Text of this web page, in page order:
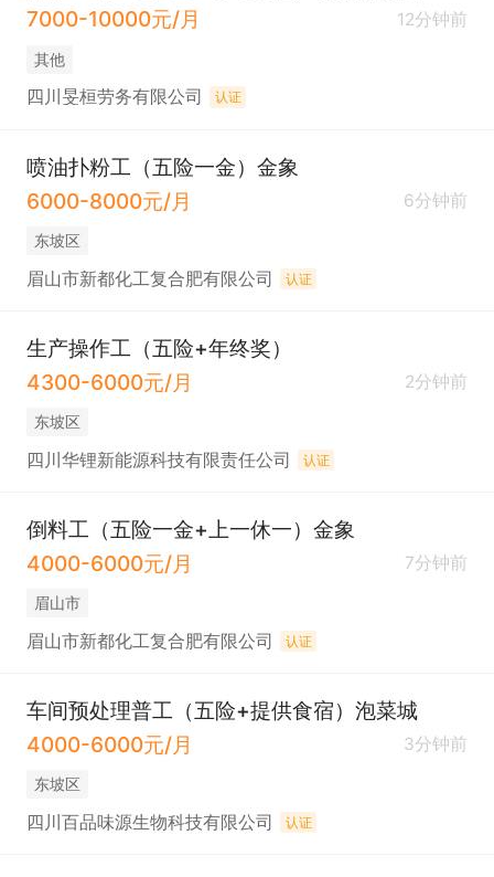
7000-10000元/月
12分钟前
其他
四川旻桓劳务有限公司 认证
喷油扑粉工（五险一金）金象
6000-8000元/月
6分钟前
东坡区
眉山市新都化工复合肥有限公司 认证
生产操作工（五险+年终奖）
4300-6000元/月
2分钟前
东坡区
四川华锂新能源科技有限责任公司 认证
倒料工（五险一金+上一休一）金象
4000-6000元/月
7分钟前
眉山市
眉山市新都化工复合肥有限公司 认证
车间预处理普工（五险+提供食宿）泡菜城
4000-6000元/月
3分钟前
东坡区
四川百品味源生物科技有限公司 认证